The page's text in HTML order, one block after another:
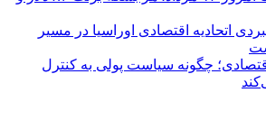
اتحادیه اقتصادی اوراسیا در مسیر
اقتصادی؛ چگونه سیاست پولی به کنترل